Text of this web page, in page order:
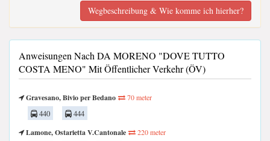
Wegbeschreibung & Wie komme ich hierher?
Anweisungen Nach DA MORENO "DOVE TUTTO
COSTA MENO" Mit Öffentlicher Verkehr (ÖV)
Gravesano, Bivio per Bedano 70 meter
440
444
Lamone, Ostarietta V.Cantonale
220 meter